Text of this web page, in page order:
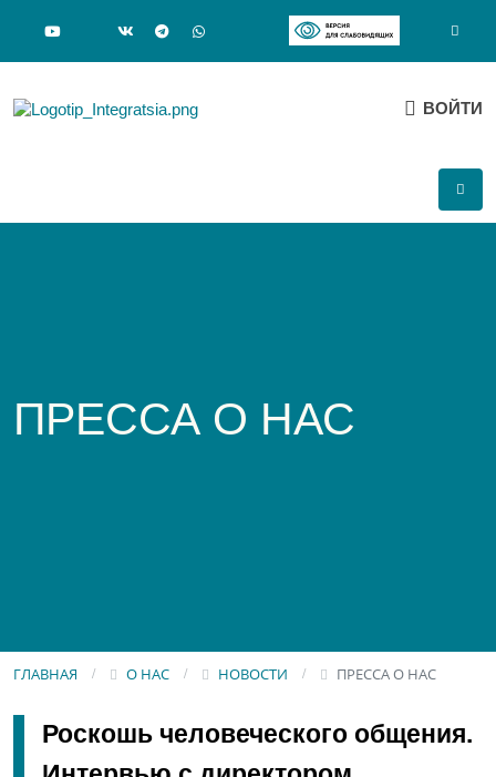
ВОЙТИ
ПРЕССА О НАС
ГЛАВНАЯ О НАС НОВОСТИ ПРЕССА О НАС
Роскошь человеческого общения.